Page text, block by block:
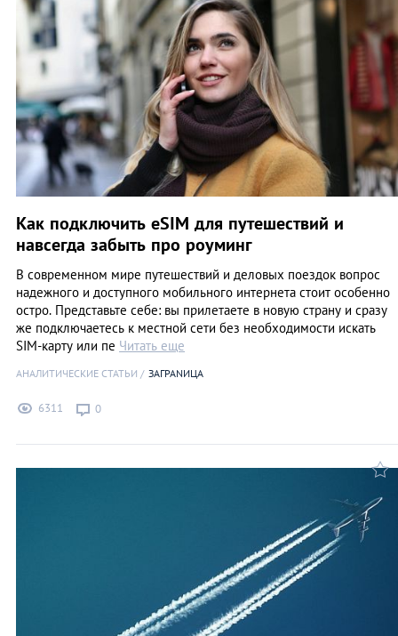
Как подключить eSIM для путешествий и
навсегда забыть про роуминг
В современном мире путешествий и деловых поездок вопрос
надежного и доступного мобильного интернета стоит особенно
остро. Представьте себе: вы прилетаете в новую страну и сразу
же подключаетесь к местной сети без необходимости искать
SIM-карту или пе Читать еще
АНАЛИТИЧЕСКИЕ СТАТЬИ ЗАГРАNИЦА
6311 0